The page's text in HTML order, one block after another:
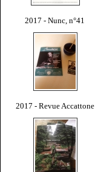
2017 - Nunc, n°41
2017 - Revue Accattone